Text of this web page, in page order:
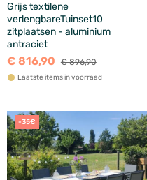
Grijs textilene
verlengbareTuinset10
zitplaatsen - aluminium
antraciet
€ 816,90 € 896,90
Laatste items in voorraad
-35€